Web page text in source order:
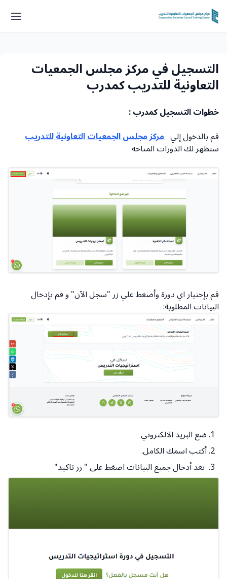
التسجيل في مركز مجلس الجمعيات
التعاونية للتدريب كمدرب
خطوات التسجيل كمدرب :
قم بالدخول إلي مركز مجلس الجمعيات التعاونية للتدريب
ستظهر لك الدورات المتاحه
قم بإختيار اي دورة وأضغط علي زر "سجل الآن" و قم بإدخال
البيانات المطلوبة:
ضع البريد الالكتروني
أكتب اسمك الكامل.
بعد أدخال جميع البيانات اضغط على " زر تاكيد"